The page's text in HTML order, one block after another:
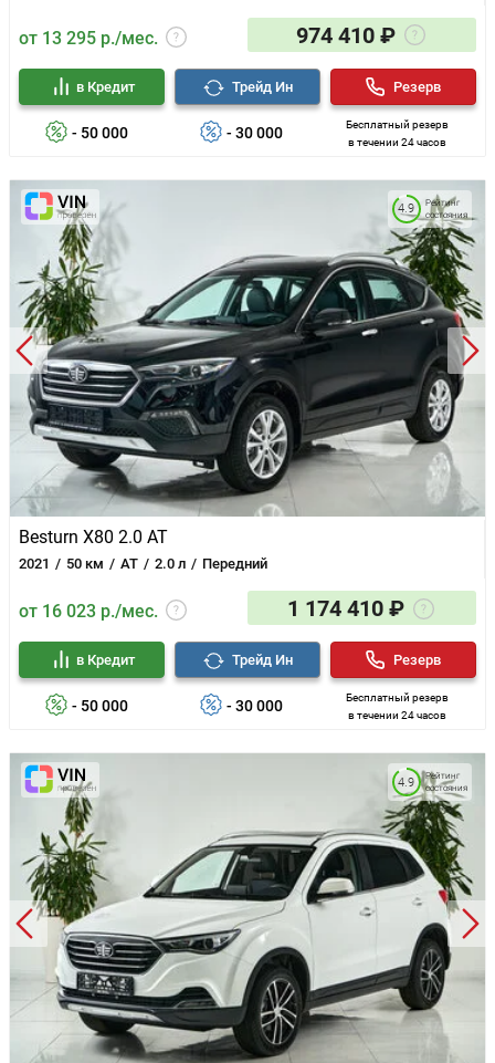
от 13 295 р./мес. 974 410 ₽
- 50 000
в Кредит
- 30 000
Трейд Ин
Бесплатный резерв
в течении 24 часов
Резерв
Besturn X80 2.0 AT
2021 50 км AT 2.0 л Передний
Рейтинг
состояния
4.9
от 16 023 р./мес. 1 174 410 ₽
- 50 000
в Кредит
- 30 000
Трейд Ин
Бесплатный резерв
в течении 24 часов
Резерв
Рейтинг
состояния
4.9